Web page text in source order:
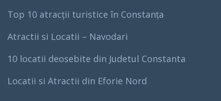
Top 10 atracții turistice în Constanța
Atractii si Locatii – Navodari
10 locatii deosebite din Judetul Constanta
Locatii si Atractii din Eforie Nord